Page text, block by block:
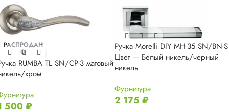
РАСПРОДАН
О
RUMBA TL SN/CP-3 матовый
хром
500₽
Ручка Morelli DIY MH-35 SN/BN-S
Цвет — Белый никель/черный
никель
Фурнитура
2 175 ₽